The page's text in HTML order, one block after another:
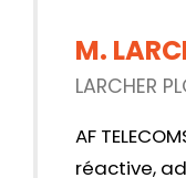
M.
LARCHER
AF
réactive,